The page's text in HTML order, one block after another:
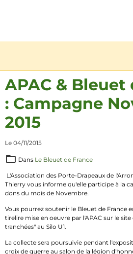
APAC & Bleuet
: Campagne
2015
Le 04/11/2015
Dans Le Bleuet de France
L'Association des Porte-Drapeaux de
Thierry vous informe qu'elle participe à la
dons du mois de Novembre.
Vous pourrez soutenir le Bleuet de France
tirelire mise en oeuvre par l'APAC sur le
tranchées" au Silo U1.
La collecte sera poursuivie pendant
croix de guerre au salon de la légion